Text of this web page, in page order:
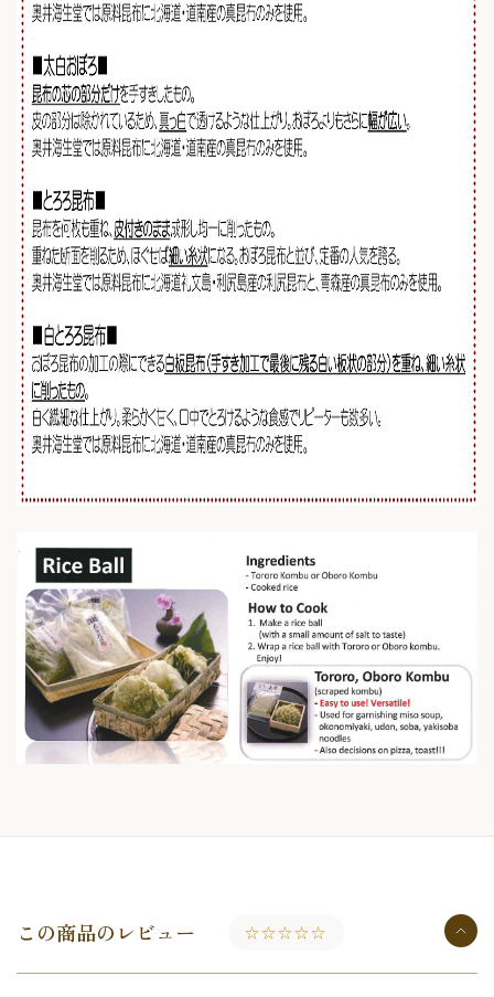
この商品のレビュー ☆☆☆☆☆